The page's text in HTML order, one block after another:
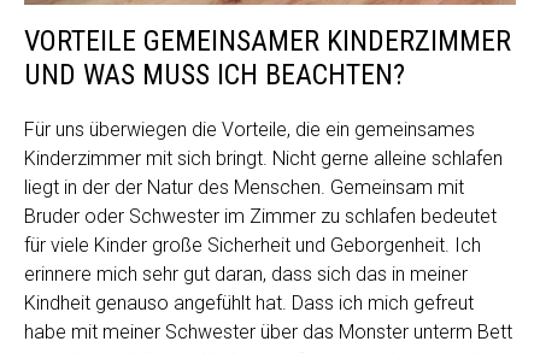
VORTEILE GEMEINSAMER KINDERZIMMER
UND WAS MUSS ICH BEACHTEN?
Für uns überwiegen die Vorteile, die ein gemeinsames
Kinderzimmer mit sich bringt. Nicht gerne alleine schlafen
liegt in der der Natur des Menschen. Gemeinsam mit
Bruder oder Schwester im Zimmer zu schlafen bedeutet
für viele Kinder große Sicherheit und Geborgenheit. Ich
erinnere mich sehr gut daran, dass sich das in meiner
Kindheit genauso angefühlt hat. Dass ich mich gefreut
habe mit meiner Schwester über das Monster unterm Bett